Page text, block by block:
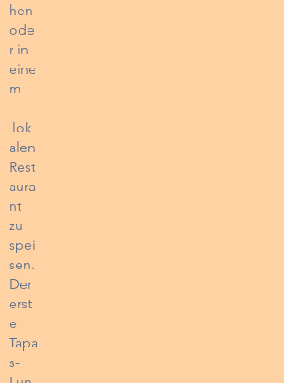
hen
ode
r in
eine
m
lok
alen
Rest
aura
nt
zu
spei
sen.
Der
erst
e
Tapa
s-